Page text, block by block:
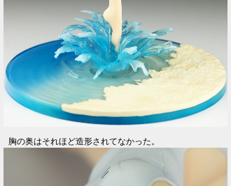
胸の奥はそれほど造形されてなかった。